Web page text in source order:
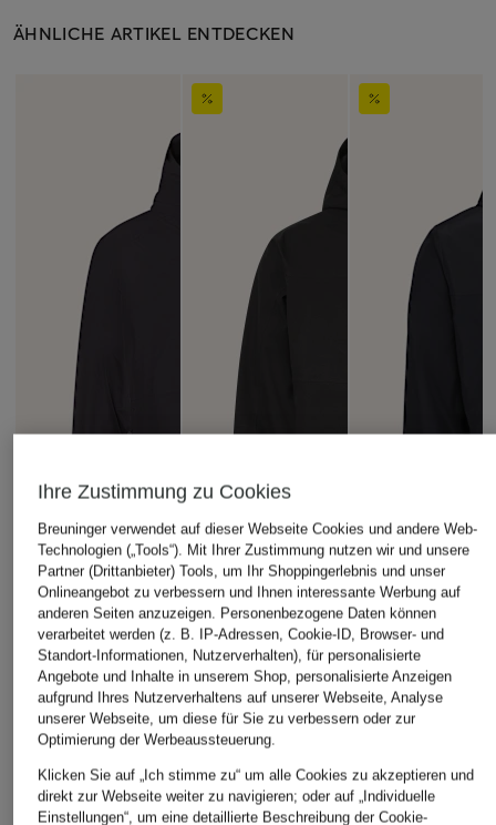
ÄHNLICHE ARTIKEL ENTDECKEN
VAUDE
Funktionsjacke
ROSEMOOR II
200 €
+Aktionsrabatt
66°NORTH
Windbreaker
KJALARNES
+Aktionsrabatt
Hardshell-Jacke M
SILDA 2L JACKET
Ihre Zustimmung zu Cookies
Breuninger verwendet auf dieser Webseite Cookies und andere Web-
Technologien („Tools“). Mit Ihrer Zustimmung nutzen wir und unsere
Partner (Drittanbieter) Tools, um Ihr Shoppingerlebnis und unser
Onlineangebot zu verbessern und Ihnen interessante Werbung auf
anderen Seiten anzuzeigen. Personenbezogene Daten können
verarbeitet werden (z. B. IP-Adressen, Cookie-ID, Browser- und
Standort-Informationen, Nutzerverhalten), für personalisierte
Angebote und Inhalte in unserem Shop, personalisierte Anzeigen
aufgrund Ihres Nutzerverhaltens auf unserer Webseite, Analyse
unserer Webseite, um diese für Sie zu verbessern oder zur
Optimierung der Werbeaussteuerung.
Klicken Sie auf „Ich stimme zu“ um alle Cookies zu akzeptieren und
direkt zur Webseite weiter zu navigieren; oder auf „Individuelle
Einstellungen“, um eine detaillierte Beschreibung der Cookie-